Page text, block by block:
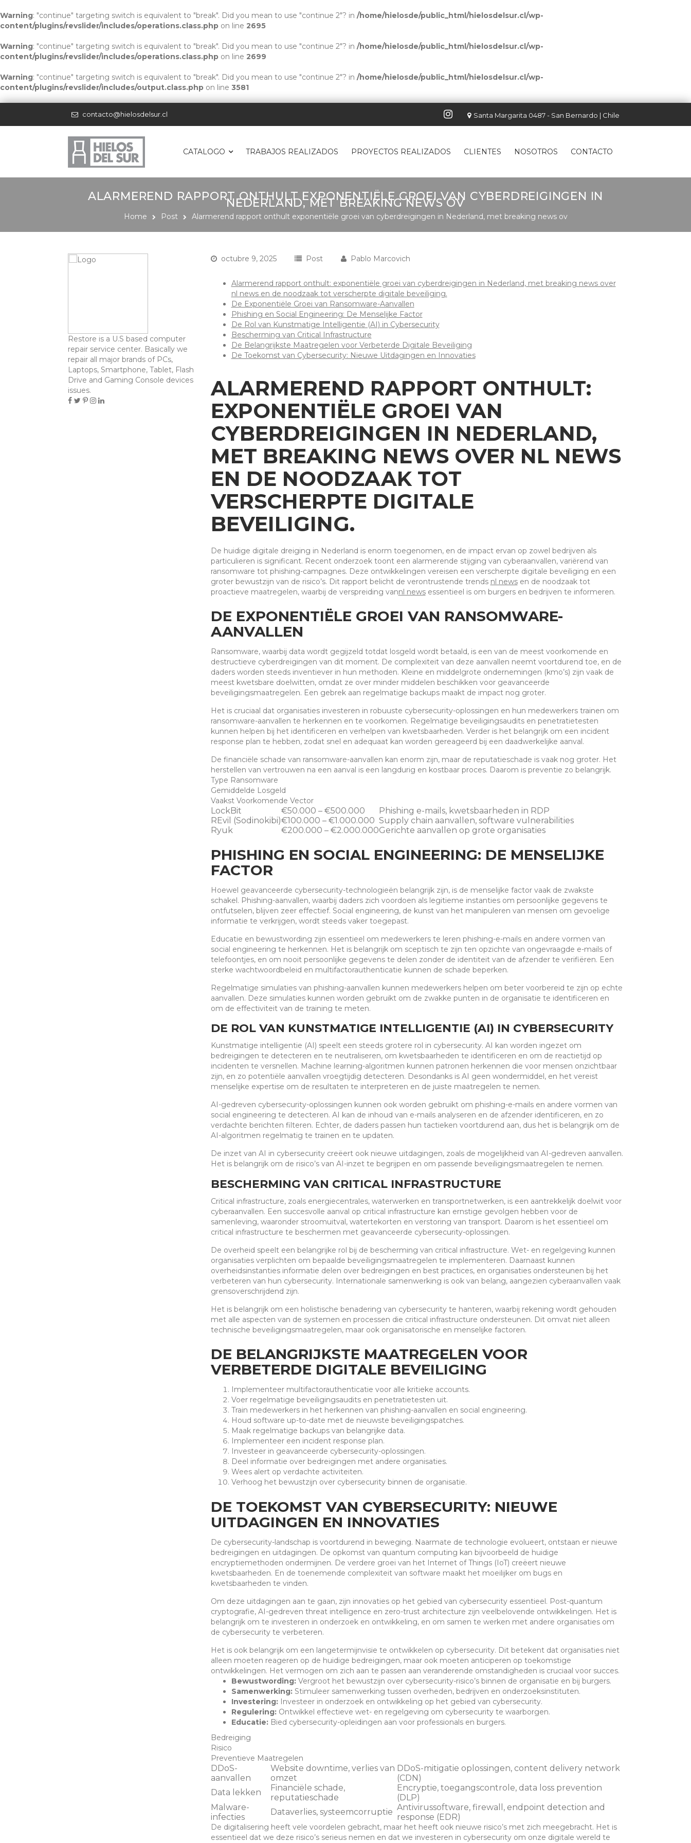
Warning: "continue" targeting switch is equivalent to "break". Did you mean to use "continue 2"? in /home/hielosde/public_html/hielosdelsur.cl/wp-
content/plugins/revslider/includes/operations.class.php on line 2695
Warning: "continue" targeting switch is equivalent to "break". Did you mean to use "continue 2"? in /home/hielosde/public_html/hielosdelsur.cl/wp-
content/plugins/revslider/includes/operations.class.php on line 2699
Warning: "continue" targeting switch is equivalent to "break". Did you mean to use "continue 2"? in /home/hielosde/public_html/hielosdelsur.cl/wp-
content/plugins/revslider/includes/output.class.php on line 3581
contacto@hielosdelsur.cl Santa Margarita 0487 - San Bernardo | Chile
CATALOGO TRABAJOS REALIZADOS PROYECTOS REALIZADOS CLIENTES NOSOTROS CONTACTO
ALARMEREND RAPPORT ONTHULT EXPONENTIËLE GROEI VAN CYBERDREIGINGEN IN
NEDERLAND, MET BREAKING NEWS OV
Home Post Alarmerend rapport onthult exponentiële groei van cyberdreigingen in Nederland, met breaking news ov
octubre 9, 2025 Post Pablo Marcovich
Alarmerend rapport onthult: exponentiële groei van cyberdreigingen in Nederland, met breaking news over
nl news en de noodzaak tot verscherpte digitale beveiliging.
De Exponentiële Groei van Ransomware-Aanvallen
Phishing en Social Engineering: De Menselijke Factor
De Rol van Kunstmatige Intelligentie (AI) in Cybersecurity
Bescherming van Critical Infrastructure
De Belangrijkste Maatregelen voor Verbeterde Digitale Beveiliging
De Toekomst van Cybersecurity: Nieuwe Uitdagingen en Innovaties
ALARMEREND RAPPORT ONTHULT:
EXPONENTIËLE GROEI VAN
CYBERDREIGINGEN IN NEDERLAND,
MET BREAKING NEWS OVER NL NEWS
EN DE NOODZAAK TOT
VERSCHERPTE DIGITALE
BEVEILIGING.
De huidige digitale dreiging in Nederland is enorm toegenomen, en de impact ervan op zowel bedrijven als
particulieren is significant. Recent onderzoek toont een alarmerende stijging van cyberaanvallen, variërend van
ransomware tot phishing-campagnes. Deze ontwikkelingen vereisen een verscherpte digitale beveiliging en een
groter bewustzijn van de risico’s. Dit rapport belicht de verontrustende trends nl newsen de noodzaak tot
proactieve maatregelen, waarbij de verspreiding vannl newsessentieel is om burgers en bedrijven te informeren.
DE EXPONENTIËLE GROEI VAN RANSOMWARE-
AANVALLEN
Ransomware, waarbij data wordt gegijzeld totdat losgeld wordt betaald, is een van de meest voorkomende en
destructieve cyberdreigingen van dit moment. De complexiteit van deze aanvallen neemt voortdurend toe, en de
daders worden steeds inventiever in hun methoden. Kleine en middelgrote ondernemingen (kmo’s) zijn vaak de
meest kwetsbare doelwitten, omdat ze over minder middelen beschikken voor geavanceerde
beveiligingsmaatregelen. Een gebrek aan regelmatige backups maakt de impact nog groter.
Het is cruciaal dat organisaties investeren in robuuste cybersecurity-oplossingen en hun medewerkers trainen om
ransomware-aanvallen te herkennen en te voorkomen. Regelmatige beveiligingsaudits en penetratietesten
kunnen helpen bij het identificeren en verhelpen van kwetsbaarheden. Verder is het belangrijk om een incident
response plan te hebben, zodat snel en adequaat kan worden gereageerd bij een daadwerkelijke aanval.
De financiële schade van ransomware-aanvallen kan enorm zijn, maar de reputatieschade is vaak nog groter. Het
herstellen van vertrouwen na een aanval is een langdurig en kostbaar proces. Daarom is preventie zo belangrijk.
Type Ransomware
Gemiddelde Losgeld
Vaakst Voorkomende Vector
LockBit €50.000 – €500.000
Phishing e-mails, kwetsbaarheden in RDP
REvil (Sodinokibi)€100.000 – €1.000.000 Supply chain aanvallen, software vulnerabilities
Ryuk
€200.000 – €2.000.000Gerichte aanvallen op grote organisaties
PHISHING EN SOCIAL ENGINEERING: DE MENSELIJKE
FACTOR
Hoewel geavanceerde cybersecurity-technologieën belangrijk zijn, is de menselijke factor vaak de zwakste
schakel. Phishing-aanvallen, waarbij daders zich voordoen als legitieme instanties om persoonlijke gegevens te
ontfutselen, blijven zeer effectief. Social engineering, de kunst van het manipuleren van mensen om gevoelige
informatie te verkrijgen, wordt steeds vaker toegepast.
Educatie en bewustwording zijn essentieel om medewerkers te leren phishing-e-mails en andere vormen van
social engineering te herkennen. Het is belangrijk om sceptisch te zijn ten opzichte van ongevraagde e-mails of
telefoontjes, en om nooit persoonlijke gegevens te delen zonder de identiteit van de afzender te verifiëren. Een
sterke wachtwoordbeleid en multifactorauthenticatie kunnen de schade beperken.
Regelmatige simulaties van phishing-aanvallen kunnen medewerkers helpen om beter voorbereid te zijn op echte
aanvallen. Deze simulaties kunnen worden gebruikt om de zwakke punten in de organisatie te identificeren en
om de effectiviteit van de training te meten.
DE ROL VAN KUNSTMATIGE INTELLIGENTIE (AI) IN CYBERSECURITY
Kunstmatige intelligentie (AI) speelt een steeds grotere rol in cybersecurity. AI kan worden ingezet om
bedreigingen te detecteren en te neutraliseren, om kwetsbaarheden te identificeren en om de reactietijd op
incidenten te versnellen. Machine learning-algoritmen kunnen patronen herkennen die voor mensen onzichtbaar
zijn, en zo potentiële aanvallen vroegtijdig detecteren. Desondanks is AI geen wondermiddel, en het vereist
menselijke expertise om de resultaten te interpreteren en de juiste maatregelen te nemen.
AI-gedreven cybersecurity-oplossingen kunnen ook worden gebruikt om phishing-e-mails en andere vormen van
social engineering te detecteren. AI kan de inhoud van e-mails analyseren en de afzender identificeren, en zo
verdachte berichten filteren. Echter, de daders passen hun tactieken voortdurend aan, dus het is belangrijk om de
AI-algoritmen regelmatig te trainen en te updaten.
De inzet van AI in cybersecurity creëert ook nieuwe uitdagingen, zoals de mogelijkheid van AI-gedreven aanvallen.
Het is belangrijk om de risico’s van AI-inzet te begrijpen en om passende beveiligingsmaatregelen te nemen.
BESCHERMING VAN CRITICAL INFRASTRUCTURE
Critical infrastructure, zoals energiecentrales, waterwerken en transportnetwerken, is een aantrekkelijk doelwit voor
cyberaanvallen. Een succesvolle aanval op critical infrastructure kan ernstige gevolgen hebben voor de
samenleving, waaronder stroomuitval, watertekorten en verstoring van transport. Daarom is het essentieel om
critical infrastructure te beschermen met geavanceerde cybersecurity-oplossingen.
De overheid speelt een belangrijke rol bij de bescherming van critical infrastructure. Wet- en regelgeving kunnen
organisaties verplichten om bepaalde beveiligingsmaatregelen te implementeren. Daarnaast kunnen
overheidsinstanties informatie delen over bedreigingen en best practices, en organisaties ondersteunen bij het
verbeteren van hun cybersecurity. Internationale samenwerking is ook van belang, aangezien cyberaanvallen vaak
grensoverschrijdend zijn.
Het is belangrijk om een holistische benadering van cybersecurity te hanteren, waarbij rekening wordt gehouden
met alle aspecten van de systemen en processen die critical infrastructure ondersteunen. Dit omvat niet alleen
technische beveiligingsmaatregelen, maar ook organisatorische en menselijke factoren.
DE BELANGRIJKSTE MAATREGELEN VOOR
VERBETERDE DIGITALE BEVEILIGING
Implementeer multifactorauthenticatie voor alle kritieke accounts.
Voer regelmatige beveiligingsaudits en penetratietesten uit.
Train medewerkers in het herkennen van phishing-aanvallen en social engineering.
Houd software up-to-date met de nieuwste beveiligingspatches.
Maak regelmatige backups van belangrijke data.
Implementeer een incident response plan.
Investeer in geavanceerde cybersecurity-oplossingen.
Deel informatie over bedreigingen met andere organisaties.
Wees alert op verdachte activiteiten.
Verhoog het bewustzijn over cybersecurity binnen de organisatie.
DE TOEKOMST VAN CYBERSECURITY: NIEUWE
UITDAGINGEN EN INNOVATIES
De cybersecurity-landschap is voortdurend in beweging. Naarmate de technologie evolueert, ontstaan er nieuwe
bedreigingen en uitdagingen. De opkomst van quantum computing kan bijvoorbeeld de huidige
encryptiemethoden ondermijnen. De verdere groei van het Internet of Things (IoT) creëert nieuwe
kwetsbaarheden. En de toenemende complexiteit van software maakt het moeilijker om bugs en
kwetsbaarheden te vinden.
Om deze uitdagingen aan te gaan, zijn innovaties op het gebied van cybersecurity essentieel. Post-quantum
cryptografie, AI-gedreven threat intelligence en zero-trust architecture zijn veelbelovende ontwikkelingen. Het is
belangrijk om te investeren in onderzoek en ontwikkeling, en om samen te werken met andere organisaties om
de cybersecurity te verbeteren.
Het is ook belangrijk om een langetermijnvisie te ontwikkelen op cybersecurity. Dit betekent dat organisaties niet
alleen moeten reageren op de huidige bedreigingen, maar ook moeten anticiperen op toekomstige
ontwikkelingen. Het vermogen om zich aan te passen aan veranderende omstandigheden is cruciaal voor succes.
Bewustwording:Vergroot het bewustzijn over cybersecurity-risico’s binnen de organisatie en bij burgers.
Samenwerking:Stimuleer samenwerking tussen overheden, bedrijven en onderzoeksinstituten.
Investering:Investeer in onderzoek en ontwikkeling op het gebied van cybersecurity.
Regulering:Ontwikkel effectieve wet- en regelgeving om cybersecurity te waarborgen.
Educatie:Bied cybersecurity-opleidingen aan voor professionals en burgers.
Bedreiging
Risico
Preventieve Maatregelen
DDoS-
aanvallen
Website downtime, verlies van
omzet
DDoS-mitigatie oplossingen, content delivery network
(CDN)
Data lekken
Financiële schade,
reputatieschade
Encryptie, toegangscontrole, data loss prevention
(DLP)
Malware-
infecties
Dataverlies, systeemcorruptie Antivirussoftware, firewall, endpoint detection and
response (EDR)
De digitalisering heeft vele voordelen gebracht, maar het heeft ook nieuwe risico’s met zich meegebracht. Het is
essentieel dat we deze risico’s serieus nemen en dat we investeren in cybersecurity om onze digitale wereld te
Restore is a U.S based computer
repair service center. Basically we
repair all major brands of PCs,
Laptops, Smartphone, Tablet, Flash
Drive and Gaming Console devices
issues.